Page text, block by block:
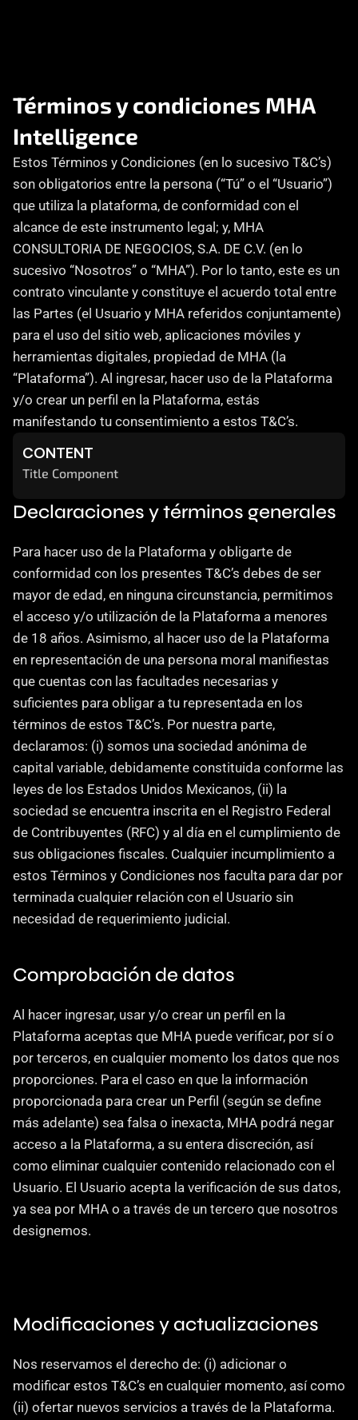
MHA Intelligence
MHA Academy
Contáctanos
Google Ads
Facebook Ads
Desarrollo Web
Automatización
Email marketing
COMMUNITY
Join
Events
Experts
Blog
Careers
Docs
About
Términos y condiciones MHA
Intelligence
Estos Términos y Condiciones (en lo sucesivo T&C’s)
son obligatorios entre la persona (“Tú” o el “Usuario”)
que utiliza la plataforma, de conformidad con el
alcance de este instrumento legal; y, MHA
CONSULTORIA DE NEGOCIOS, S.A. DE C.V. (en lo
sucesivo “Nosotros” o “MHA”). Por lo tanto, este es un
contrato vinculante y constituye el acuerdo total entre
las Partes (el Usuario y MHA referidos conjuntamente)
para el uso del sitio web, aplicaciones móviles y
herramientas digitales, propiedad de MHA (la
“Plataforma”). Al ingresar, hacer uso de la Plataforma
y/o crear un perfil en la Plataforma, estás
manifestando tu consentimiento a estos T&C’s.
CONTENT
Title Component
Declaraciones y términos generales
Para hacer uso de la Plataforma y obligarte de
conformidad con los presentes T&C’s debes de ser
mayor de edad, en ninguna circunstancia, permitimos
el acceso y/o utilización de la Plataforma a menores
de 18 años. Asimismo, al hacer uso de la Plataforma
en representación de una persona moral manifiestas
que cuentas con las facultades necesarias y
suficientes para obligar a tu representada en los
términos de estos T&C’s. Por nuestra parte,
declaramos: (i) somos una sociedad anónima de
capital variable, debidamente constituida conforme las
leyes de los Estados Unidos Mexicanos, (ii) la
sociedad se encuentra inscrita en el Registro Federal
de Contribuyentes (RFC) y al día en el cumplimiento de
sus obligaciones fiscales. Cualquier incumplimiento a
estos Términos y Condiciones nos faculta para dar por
terminada cualquier relación con el Usuario sin
necesidad de requerimiento judicial.
Comprobación de datos
Al hacer ingresar, usar y/o crear un perfil en la
Plataforma aceptas que MHA puede verificar, por sí o
por terceros, en cualquier momento los datos que nos
proporciones. Para el caso en que la información
proporcionada para crear un Perfil (según se define
más adelante) sea falsa o inexacta, MHA podrá negar
acceso a la Plataforma, a su entera discreción, así
como eliminar cualquier contenido relacionado con el
Usuario. El Usuario acepta la verificación de sus datos,
ya sea por MHA o a través de un tercero que nosotros
designemos.
Modificaciones y actualizaciones
Nos reservamos el derecho de: (i) adicionar o
modificar estos T&C’s en cualquier momento, así como
(ii) ofertar nuevos servicios a través de la Plataforma.